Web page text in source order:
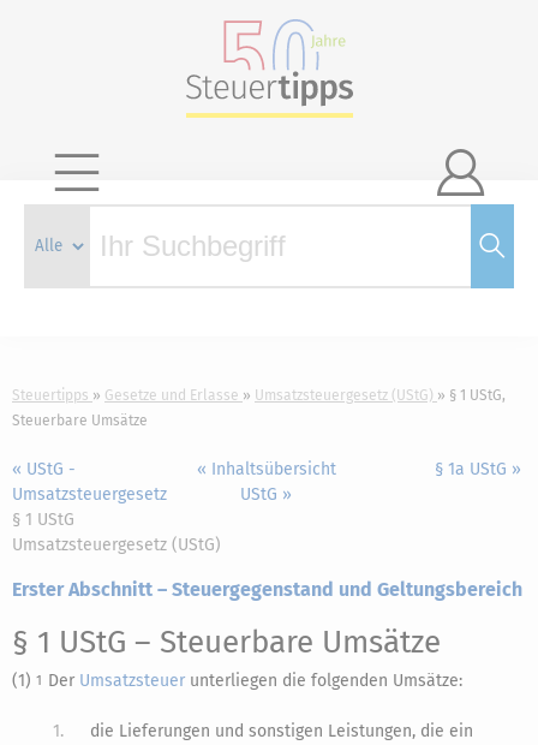

Steuertipps Gesetze und Erlasse Umsatzsteuergesetz (UStG)
§ 1 UStG,
Steuerbare Umsätze
« UStG -
Umsatzsteuergesetz
« Inhaltsübersicht
UStG »
§ 1a UStG »
§ 1 UStG
Umsatzsteuergesetz (UStG)
Erster Abschnitt – Steuergegenstand und Geltungsbereich
§ 1 UStG – Steuerbare Umsätze
(1) 1 Der Umsatzsteuer unterliegen die folgenden Umsätze:
1.
die Lieferungen und sonstigen Leistungen, die ein